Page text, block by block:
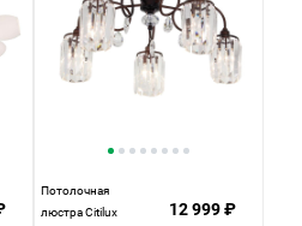
Потолочная
люстра Citilux
12 999 ₽